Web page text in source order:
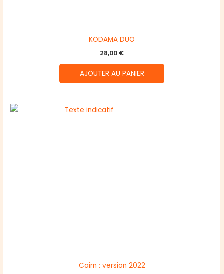
KODAMA DUO
28,00 €
AJOUTER AU PANIER
Cairn : version 2022